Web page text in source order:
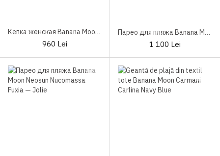
Кепка женская Banana Moon Basiccap Cino Pink
960 Lei
Парео для пляжа Banana Moon Neosun Nucomassa Lilac
1 100 Lei